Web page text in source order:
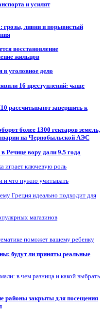
и усилят
грозы, ливни и порывистый
восстановление
жильцов
в уголовное дело
16 преступлений: чаще
рассчитывают завершить к
более 1300 гектаров земель,
на Чернобыльской АЭС
Речице вору дали 9,5 года
играет ключевую роль
и что нужно учитывать
Греция идеально подходит для
магазинов
поможет вашему ребенку
будут ли приняты реальные
в чем разница и какой выбрать
районы закрыты для посещения